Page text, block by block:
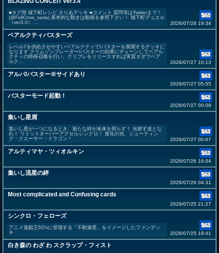
■タグ用 城下町レシピ さりあデッキ ■コメント 質問等はTwitterまで！
(@FallCrow_saria) 基本的な動きは動画を参照下さい！ 城下町デュエル
（ver3.0） ...
2026/07/28 19:34
ベアルクティバスターズ
レベル7を供給させやすいベアルクティで/バスターを展開するデッキに
なります クリムゾンブレーダー/バスターの効果にチェーンしてベアル
クティの特殊召喚を行い、クリブレをリリースすれば実質タダでベア
ルク...
2026/07/27 10:13
アルバ/バスター※サイドあり
2026/07/27 05:55
バスターモード起動！
2026/07/27 00:09
集いし星屑
集いし星が一つになるとき、新たな絆が未来を照らす！ 光射す道とな
れ！ リミットオーバーアクセルシンクロ！ 進化の光、シューティン
グ・クエーサー・ドラゴン！
2026/07/27 00:07
アルティマヤ・ツィオルキン
2026/07/26 16:04
集いし流星の絆
2026/07/26 04:31
Most complicated and Confusing cards
2026/07/25 21:27
シンクロ・フェローズ
アニメ遊戯王5D'sに登場する「不動遊星」をイメージしたファンデッ
キ
2026/07/25 19:41
白き森の わざ わ スクラップ・フィスト